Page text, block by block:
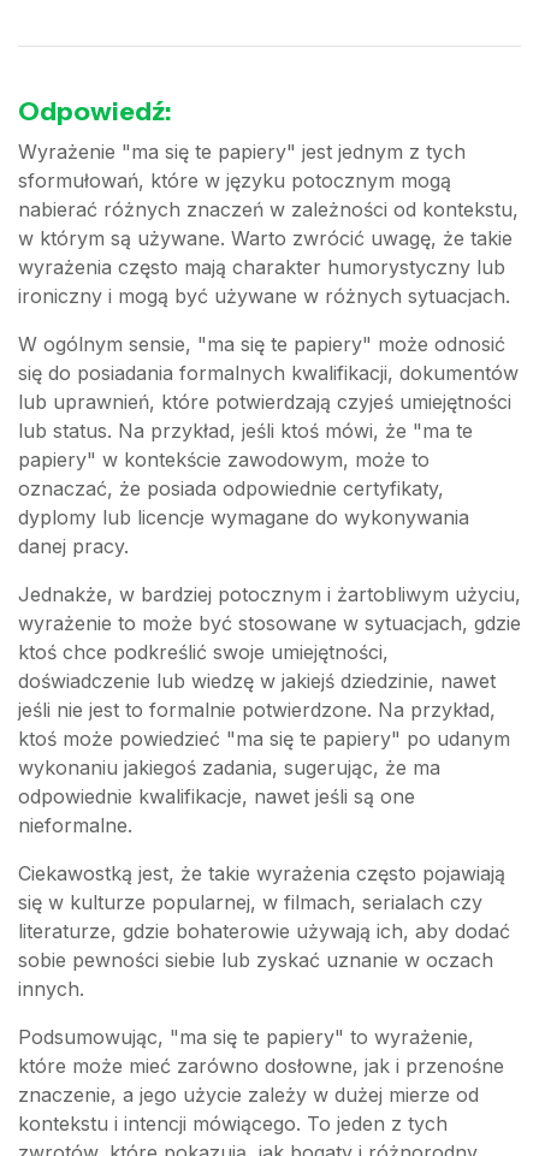
Odpowiedź:
Wyrażenie "ma się te papiery" jest jednym z tych
sformułowań, które w języku potocznym mogą
nabierać różnych znaczeń w zależności od kontekstu,
w którym są używane. Warto zwrócić uwagę, że takie
wyrażenia często mają charakter humorystyczny lub
ironiczny i mogą być używane w różnych sytuacjach.
W ogólnym sensie, "ma się te papiery" może odnosić
się do posiadania formalnych kwalifikacji, dokumentów
lub uprawnień, które potwierdzają czyjeś umiejętności
lub status. Na przykład, jeśli ktoś mówi, że "ma te
papiery" w kontekście zawodowym, może to
oznaczać, że posiada odpowiednie certyfikaty,
dyplomy lub licencje wymagane do wykonywania
danej pracy.
Jednakże, w bardziej potocznym i żartobliwym użyciu,
wyrażenie to może być stosowane w sytuacjach, gdzie
ktoś chce podkreślić swoje umiejętności,
doświadczenie lub wiedzę w jakiejś dziedzinie, nawet
jeśli nie jest to formalnie potwierdzone. Na przykład,
ktoś może powiedzieć "ma się te papiery" po udanym
wykonaniu jakiegoś zadania, sugerując, że ma
odpowiednie kwalifikacje, nawet jeśli są one
nieformalne.
Ciekawostką jest, że takie wyrażenia często pojawiają
się w kulturze popularnej, w filmach, serialach czy
literaturze, gdzie bohaterowie używają ich, aby dodać
sobie pewności siebie lub zyskać uznanie w oczach
innych.
Podsumowując, "ma się te papiery" to wyrażenie,
które może mieć zarówno dosłowne, jak i przenośne
znaczenie, a jego użycie zależy w dużej mierze od
kontekstu i intencji mówiącego. To jeden z tych